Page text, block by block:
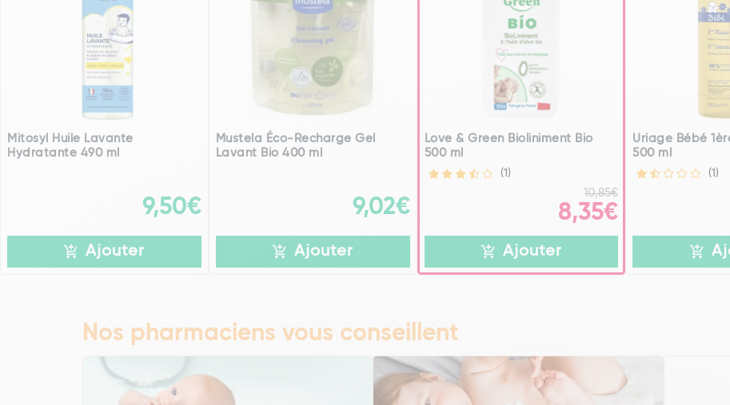
Mitosyl Huile Lavante
Hydratante 490 ml
9,50€
Ajouter
Mustela Éco-Recharge Gel
Lavant Bio 400 ml
9,02€
Ajouter
Love & Green Bioliniment Bio
500 ml
(1)
10,85€
8,35€
Ajouter
Uriage Bébé
500 ml
(1)
Nos pharmaciens vous conseillent